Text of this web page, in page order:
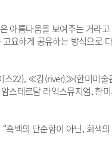
아름다움을 보여주는 거라고
요하게 공유하는 방식으로
22), ≪강(river)≫(한미미술
스테르담 라익스뮤지엄, 한
흑백의 단순함이 아닌, 회색